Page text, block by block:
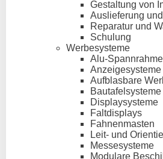
Gestaltung von
Auslieferung
Reparatur und
Schulung
Werbesysteme
Alu-
Anzeigesysteme
Aufblasbare
Bautafelsysteme
Displaysysteme
Faltdisplays
Fahnenmasten
Leit- und
Messesysteme
Modulare